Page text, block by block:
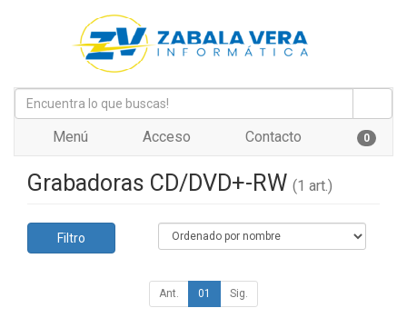
Menú Acceso Contacto 0
Grabadoras CD/DVD+-RW (1 art.)
Filtro
Ant. 01 Sig.